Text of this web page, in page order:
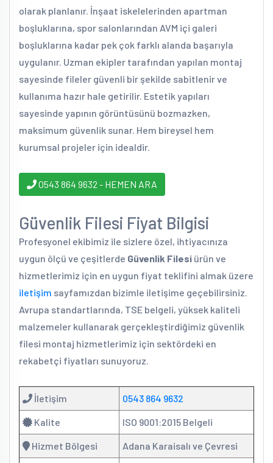
olarak planlanır. İnşaat iskelelerinden apartman
boşluklarına, spor salonlarından AVM içi galeri
boşluklarına kadar pek çok farklı alanda başarıyla
uygulanır. Uzman ekipler tarafından yapılan montaj
sayesinde fileler güvenli bir şekilde sabitlenir ve
kullanıma hazır hale getirilir. Estetik yapıları
sayesinde yapının görüntüsünü bozmazken,
maksimum güvenlik sunar. Hem bireysel hem
kurumsal projeler için idealdir.
0543 864 9632 - HEMEN ARA
Güvenlik Filesi Fiyat Bilgisi
Profesyonel ekibimiz ile sizlere özel, ihtiyacınıza
uygun ölçü ve çeşitlerde Güvenlik Filesi ürün ve
hizmetlerimiz için en uygun fiyat teklifini almak üzere
iletişim sayfamızdan bizimle iletişime geçebilirsiniz.
Avrupa standartlarında, TSE belgeli, yüksek kaliteli
malzemeler kullanarak gerçekleştirdiğimiz güvenlik
filesi montaj hizmetlerimiz için sektördeki en
rekabetçi fiyatları sunuyoruz.
İletişim 0543 864 9632
Kalite ISO 9001:2015 Belgeli
Hizmet Bölgesi Adana Karaisalı ve Çevresi